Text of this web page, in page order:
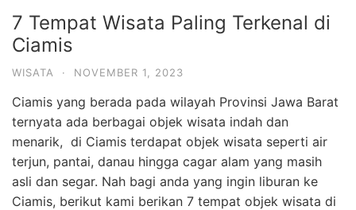
7 Tempat Wisata Paling Terkenal di
Ciamis
WISATA · NOVEMBER 1, 2023
Ciamis yang berada pada wilayah Provinsi Jawa Barat
ternyata ada berbagai objek wisata indah dan
menarik, di Ciamis terdapat objek wisata seperti air
terjun, pantai, danau hingga cagar alam yang masih
asli dan segar. Nah bagi anda yang ingin liburan ke
Ciamis, berikut kami berikan 7 tempat objek wisata di